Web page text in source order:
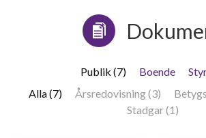
Publik (7) Boende
Alla (7)
Årsredovisning (3)
Stadgar (1)